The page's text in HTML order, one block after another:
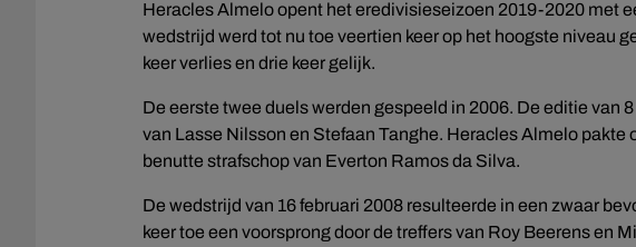
Heracles Almelo opent het eredivisieseizoen 2019-2020 met
wedstrijd werd tot nu toe veertien keer op het hoogste niveau
keer verlies en drie keer gelijk.
De eerste twee duels werden gespeeld in 2006. De editie van
van Lasse Nilsson en Stefaan Tanghe. Heracles Almelo pakte
benutte strafschop van Everton Ramos da Silva.
De wedstrijd van 16 februari 2008 resulteerde in een zwaar
keer toe een voorsprong door de treffers van Roy Beerens en